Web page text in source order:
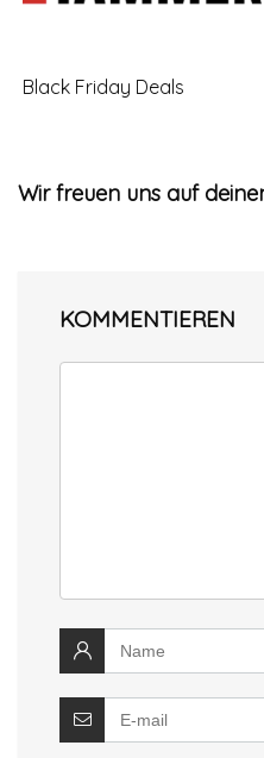
Black Friday Deals
Wir freuen uns auf
KOMMENTIEREN